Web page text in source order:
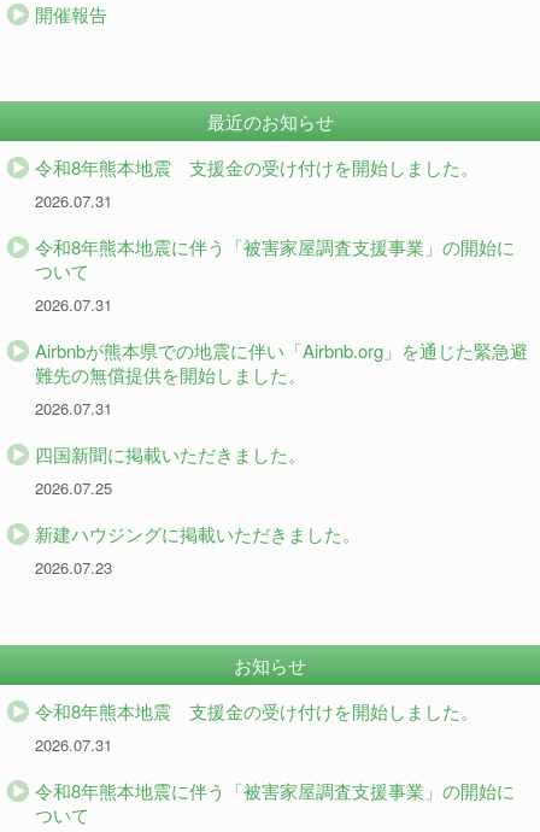
開催報告
最近のお知らせ
令和8年熊本地震 支援金の受け付けを開始しました。
2026.07.31
令和8年熊本地震に伴う「被害家屋調査支援事業」の開始に
ついて
2026.07.31
Airbnbが熊本県での地震に伴い「Airbnb.org」を通じた緊急避
難先の無償提供を開始しました。
2026.07.31
四国新聞に掲載いただきました。
2026.07.25
新建ハウジングに掲載いただきました。
2026.07.23
お知らせ
令和8年熊本地震 支援金の受け付けを開始しました。
2026.07.31
令和8年熊本地震に伴う「被害家屋調査支援事業」の開始に
ついて